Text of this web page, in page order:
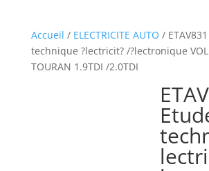
Accueil / ELECTRICITE AUTO /
technique ?lectricit? /?lectronique
TOURAN 1.9TDI /2.0TDI